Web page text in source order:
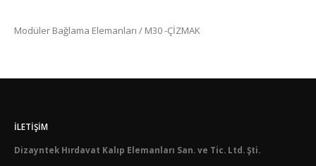
Modüler Bağlama Elemanları / M30 -ÇİZMAK
İLETIŞIM
Dizayntek Hırdavat Kalıp Elemanları San. ve Tic. Ltd. Şti.